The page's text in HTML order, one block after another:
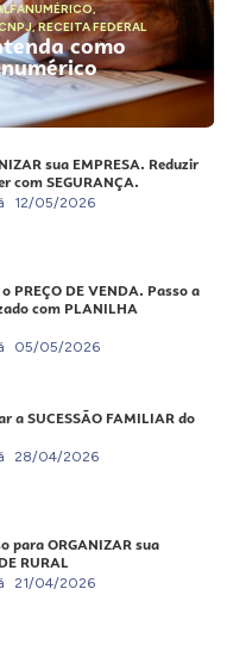
,
,RECEITA FEDERAL
como
sua EMPRESA. Reduzir
com SEGURANÇA.
12/05/2026
PREÇO DE VENDA. Passo a
com PLANILHA
05/05/2026
a SUCESSÃO FAMILIAR do
28/04/2026
para ORGANIZAR sua
RURAL
21/04/2026